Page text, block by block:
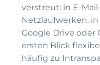
verstreut: in E-
Netzlaufwerken, in
Google Drive oder
ersten Blick
häufig zu